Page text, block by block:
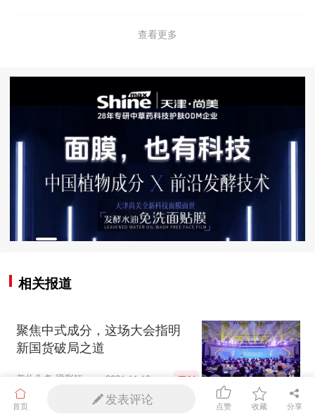
查看更多
相关报道
聚焦中式成分，这场大会指明
新国货破局之道
美妆头条-梁彩钰 2021-11-19 原创
首页 发表评论 点赞 收藏 分享